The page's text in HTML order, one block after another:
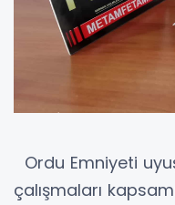
Ordu Emniyeti
çalışmaları